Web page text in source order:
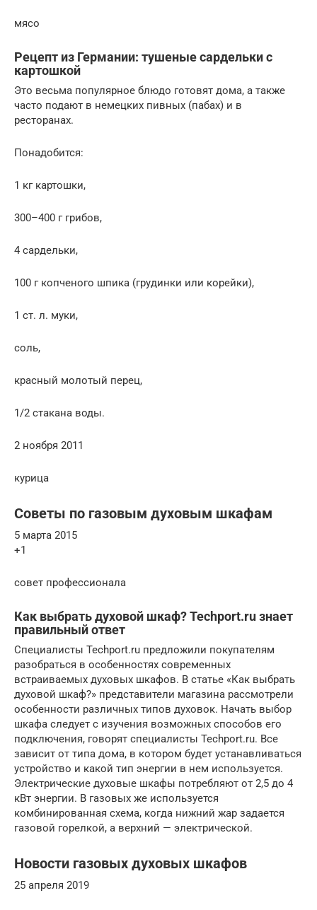
мясо
Рецепт из Германии: тушеные сардельки с
картошкой
Это весьма популярное блюдо готовят дома, а также
часто подают в немецких пивных (пабах) и в
ресторанах.
Понадобится:
1 кг картошки,
300–400 г грибов,
4 сардельки,
100 г копченого шпика (грудинки или корейки),
1 ст. л. муки,
соль,
красный молотый перец,
1/2 стакана воды.
2 ноября 2011
курица
Советы по газовым духовым шкафам
5 марта 2015
+1
совет профессионала
Как выбрать духовой шкаф? Techport.ru знает
правильный ответ
Специалисты Techport.ru предложили покупателям
разобраться в особенностях современных
встраиваемых духовых шкафов. В статье «Как выбрать
духовой шкаф?» представители магазина рассмотрели
особенности различных типов духовок. Начать выбор
шкафа следует с изучения возможных способов его
подключения, говорят специалисты Techport.ru. Все
зависит от типа дома, в котором будет устанавливаться
устройство и какой тип энергии в нем используется.
Электрические духовые шкафы потребляют от 2,5 до 4
кВт энергии. В газовых же используется
комбинированная схема, когда нижний жар задается
газовой горелкой, а верхний — электрической.
Новости газовых духовых шкафов
25 апреля 2019